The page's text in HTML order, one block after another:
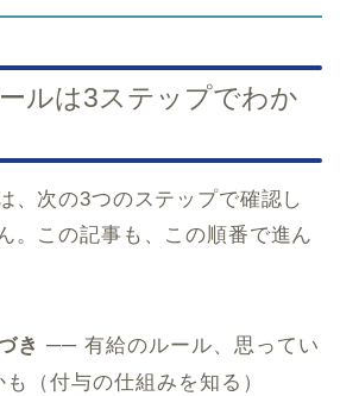
ルは3ステップでわか
、次の3つのステップで確認し
。この記事も、この順番で進ん
き ── 有給のルール、思ってい
（付与の仕組みを知る）